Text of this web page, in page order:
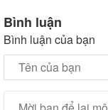
Bình luận
Bình luận của bạn